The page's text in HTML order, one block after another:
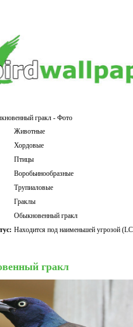
гракл - Фото
Животные
Хордовые
Птицы
Воробьинообразные
Трупиаловые
Граклы
Обыкновенный гракл
Находится под наименьшей угрозой
гракл